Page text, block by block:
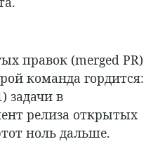
правок (merged PR)
команда гордится:
задачи в
релиза открытых
ноль дальше.